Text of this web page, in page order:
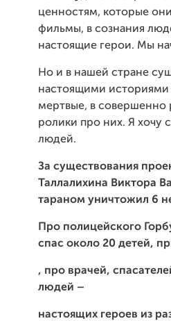
ценностям, которые
фильмы, в сознания
настоящие герои. Мы
Но и в нашей стране
настоящими
мертвые, в совершенно
ролики про них. Я хочу
людей.
За существования
Таллалихина Виктора
тараном уничтожил 6
Про полицейского
спас около 20 детей,
, про врачей,
людей –
настоящих героев из